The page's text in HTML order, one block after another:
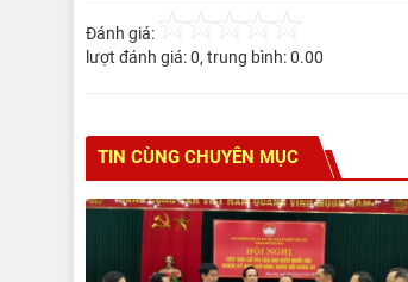
Đánh giá:
lượt đánh giá:0, trung bình:0.00
TIN CÙNG CHUYÊN MỤC